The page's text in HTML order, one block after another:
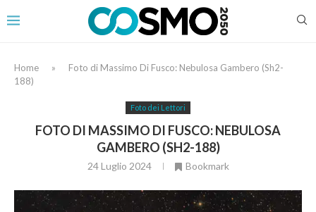
Home »
Foto di Massimo Di Fusco: Nebulosa Gambero (Sh2-
188)
Foto dei Lettori
FOTO DI MASSIMO DI FUSCO: NEBULOSA
GAMBERO (SH2-188)
24 Luglio 2024 Bookmark